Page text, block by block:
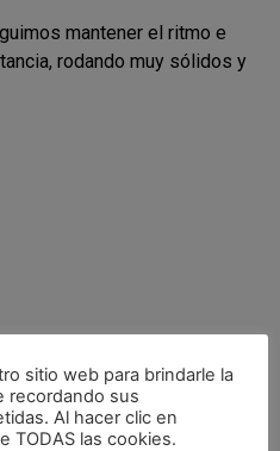
mantener el ritmo e
rodando muy sólidos y
sitio web para brindarle la
recordando sus
Al hacer clic en
TODAS las cookies.